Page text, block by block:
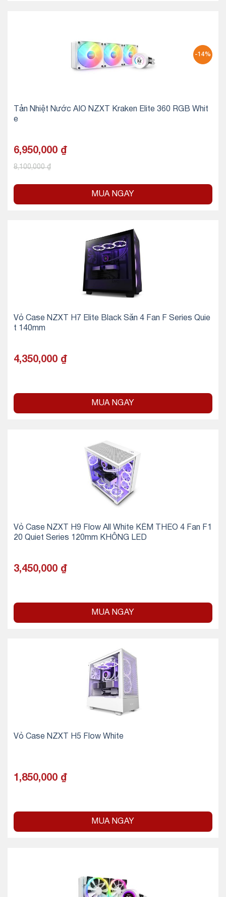
-14%
Tản Nhiệt Nước AIO NZXT Kraken Elite 360 RGB Whit
e
6,950,000 ₫
8,100,000₫
MUA NGAY
Vỏ Case NZXT H7 Elite Black Sẵn 4 Fan F Series Quie
t 140mm
4,350,000 ₫
MUA NGAY
Vỏ Case NZXT H9 Flow All White KÈM THEO 4 Fan F1
20 Quiet Series 120mm KHÔNG LED
3,450,000 ₫
MUA NGAY
Vỏ Case NZXT H5 Flow White
1,850,000 ₫
MUA NGAY